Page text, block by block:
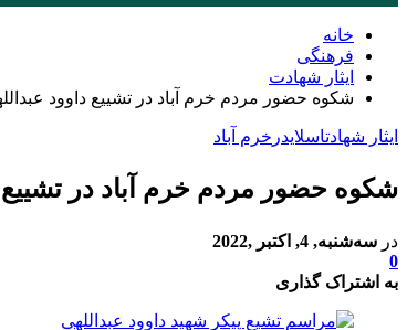
خانه
فرهنگی
ایثار شهادت
شکوه حضور مردم خرم آباد در تشییع داوود
ایثار شهادتاسلایدر خرم آباد
شکوه حضور مردم خرم آباد در تشییع
در سه‌شنبه, 4, اکتبر ,2022
0
به اشتراک گذاری